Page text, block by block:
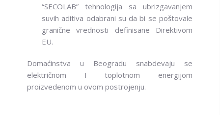
“SECOLAB” tehnologija sa ubrizgavanjem
suvih aditiva odabrani su da bi se poštovale
granične vrednosti definisane Direktivom
EU.
Domaćinstva u Beogradu snabdevaju se
električnom I toplotnom energijom
proizvedenom u ovom postrojenju.